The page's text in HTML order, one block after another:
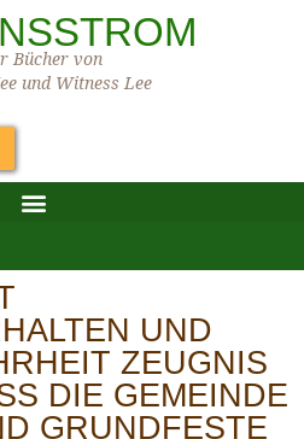
Bücher von
und Witness Lee
UND
ZEUGNIS
DIE GEMEINDE
GRUNDFESTE